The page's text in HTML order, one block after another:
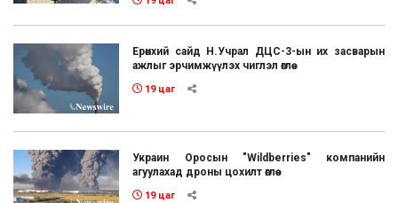
Ерөнхий сайд Н.Учрал ДЦС-3-ын их засварын
ажлыг эрчимжүүлэх чиглэл өглөө
19 цаг
Украин Оросын "Wildberries" компанийн
агуулахад дроны цохилт өглөө
19 цаг